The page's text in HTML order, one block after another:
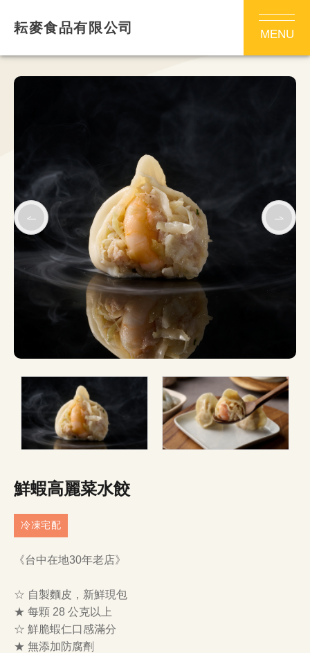
鮮蝦高麗菜水餃
冷凍宅配
《台中在地30年老店》
☆ 自製麵皮，新鮮現包
★ 每顆 28 公克以上
☆ 鮮脆蝦仁口感滿分
★ 無添加防腐劑
耘麥食品有限公司 MENU